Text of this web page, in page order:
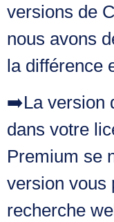
versions de
nous avons
la différence
➡️La version
dans votre
Premium se
version vous
recherche